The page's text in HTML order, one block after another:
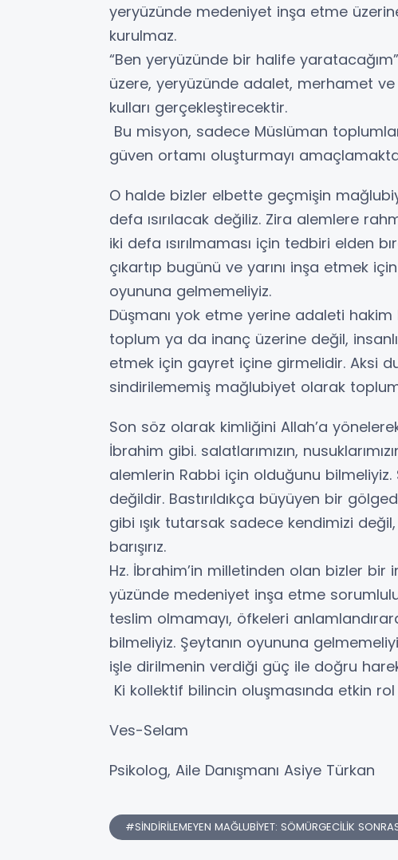
yeryüzünde medeniyet inşa etme
kurulmaz.
“Ben yeryüzünde bir halife
üzere, yeryüzünde adalet, merhamet ve
kulları gerçekleştirecektir.
Bu misyon, sadece Müslüman
güven ortamı oluşturmayı
O halde bizler elbette geçmişin
defa ısırılacak değiliz. Zira alemlere
iki defa ısırılmaması için tedbiri elden
çıkartıp bugünü ve yarını inşa etmek
oyununa gelmemeliyiz.
Düşmanı yok etme yerine adaleti
toplum ya da inanç üzerine değil,
etmek için gayret içine girmelidir. Aksi
sindirilememiş mağlubiyet olarak
Son söz olarak kimliğini Allah’a
İbrahim gibi. salatlarımızın,
alemlerin Rabbi için olduğunu
değildir. Bastırıldıkça büyüyen bir
gibi ışık tutarsak sadece kendimizi
barışırız.
Hz. İbrahim’in milletinden olan bizler
yüzünde medeniyet inşa etme
teslim olmamayı, öfkeleri
bilmeliyiz. Şeytanın oyununa
işle dirilmenin verdiği güç ile doğru
Ki kollektif bilincin oluşmasında etkin
Ves-Selam
Psikolog, Aile Danışmanı Asiye Türkan
#SİNDİRİLEMEYEN MAĞLUBİYET: SÖMÜRGECİLİK